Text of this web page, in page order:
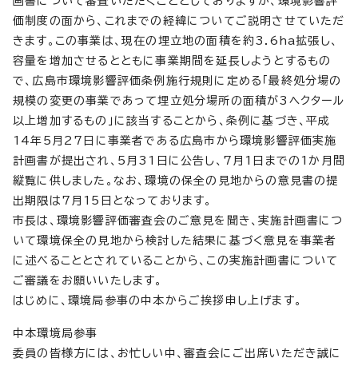
価制度の面から、これまでの経緯についてご説明させていただ
きます。この事業は、現在の埋立地の面積を約3.6ha拡張し、
容量を増加させるとともに事業期間を延長しようとするもの
で、広島市環境影響評価条例施行規則に定める「最終処分場の
規模の変更の事業であって埋立処分場所の面積が3ヘクタール
以上増加するもの」に該当することから、条例に基づき、平成
14年5月27日に事業者である広島市から環境影響評価実施
計画書が提出され、5月31日に公告し、7月1日までの1か月間
縦覧に供しました。なお、環境の保全の見地からの意見書の提
出期限は7月15日となっております。
市長は、環境影響評価審査会のご意見を聞き、実施計画書につ
いて環境保全の見地から検討した結果に基づく意見を事業者
に述べることとされていることから、この実施計画書について
ご審議をお願いいたします。
はじめに、環境局参事の中本からご挨拶申し上げます。
中本環境局参事
委員の皆様方には、お忙しい中、審査会にご出席いただき誠に